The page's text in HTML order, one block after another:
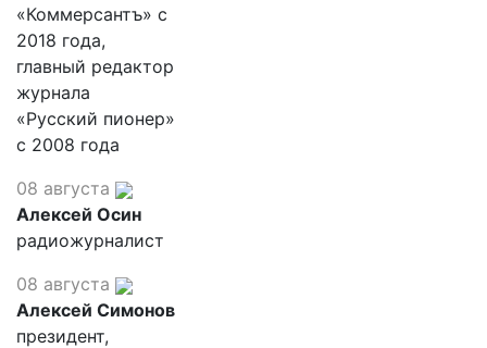
«Коммерсантъ» с
2018 года,
главный редактор
журнала
«Русский пионер»
с 2008 года
08 августа
Алексей Осин
радиожурналист
08 августа
Алексей Симонов
президент,